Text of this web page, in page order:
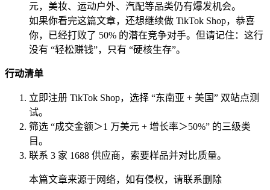
元，美妆、运动户外、汽配等品类仍有爆发机会。
如果你看完这篇文章，还想继续做 TikTok Shop，恭喜
你，已经打败了 50% 的潜在竞争对手。但请记住：这行
没有 “轻松赚钱”，只有 “硬核生存”。
行动清单
立即注册 TikTok Shop，选择 “东南亚 + 美国” 双站点测
试。
筛选 “成交金额＞1 万美元 + 增长率＞50%” 的三级类
目。
联系 3 家 1688 供应商，索要样品并对比质量。
本篇文章来源于网络，如有侵权，请联系删除